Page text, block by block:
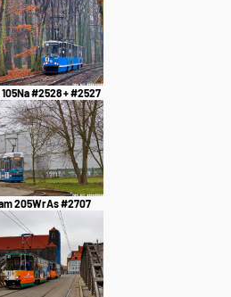
#2528 + #2527
205WrAs #2707